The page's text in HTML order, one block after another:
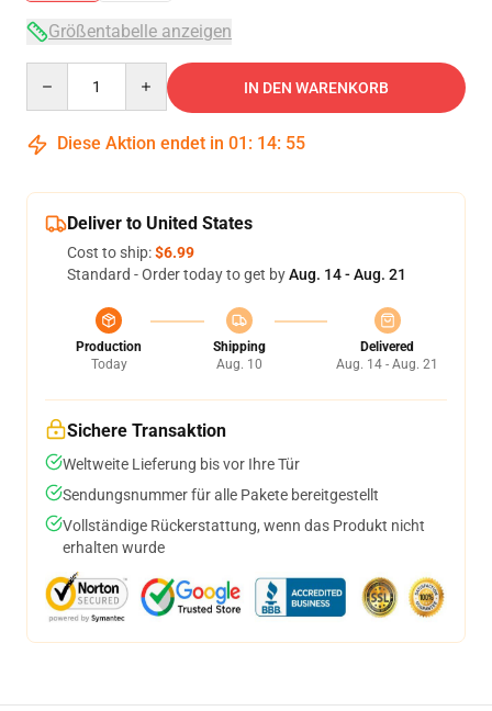
Größentabelle anzeigen
IN DEN WARENKORB
Diese Aktion endet in 01 : 14: 54
Deliver to United States
Cost to ship:$6.99
Standard - Order today to get byAug. 14 - Aug. 21
Production
Today
Shipping
Aug. 10
Delivered
Aug. 14 - Aug. 21
Sichere Transaktion
Weltweite Lieferung bis vor Ihre Tür
Sendungsnummer für alle Pakete bereitgestellt
Vollständige Rückerstattung, wenn das Produkt nicht
erhalten wurde